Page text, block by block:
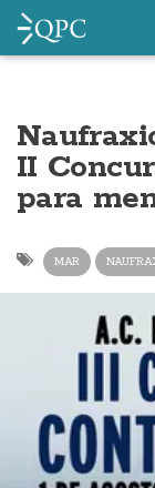
II
para
MAR